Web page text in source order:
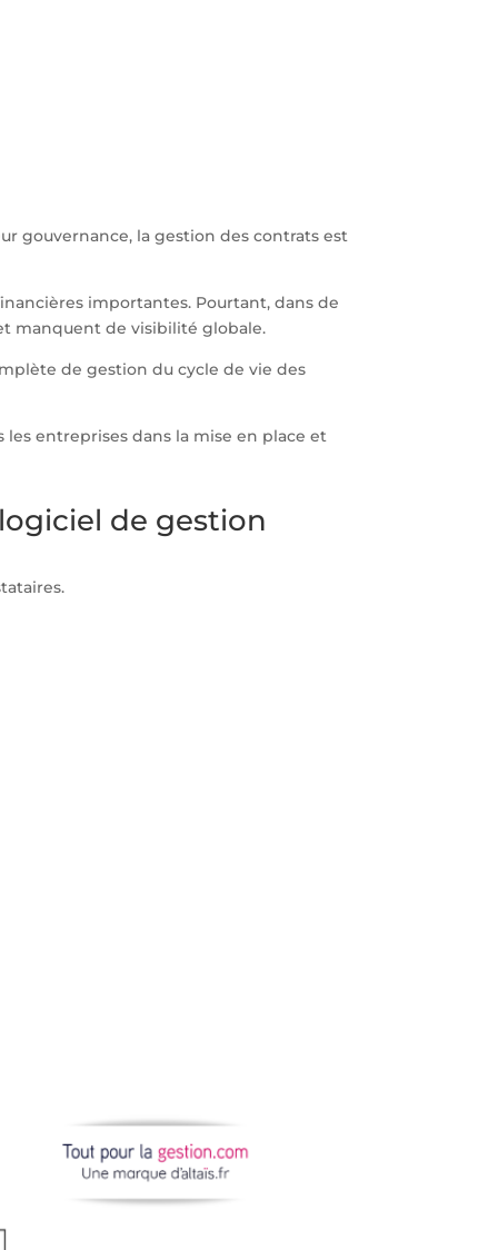
gouvernance, la gestion des contrats est
importantes. Pourtant, dans de
manquent de visibilité globale.
de gestion du cycle de vie des
les entreprises dans la mise en place et
de gestion